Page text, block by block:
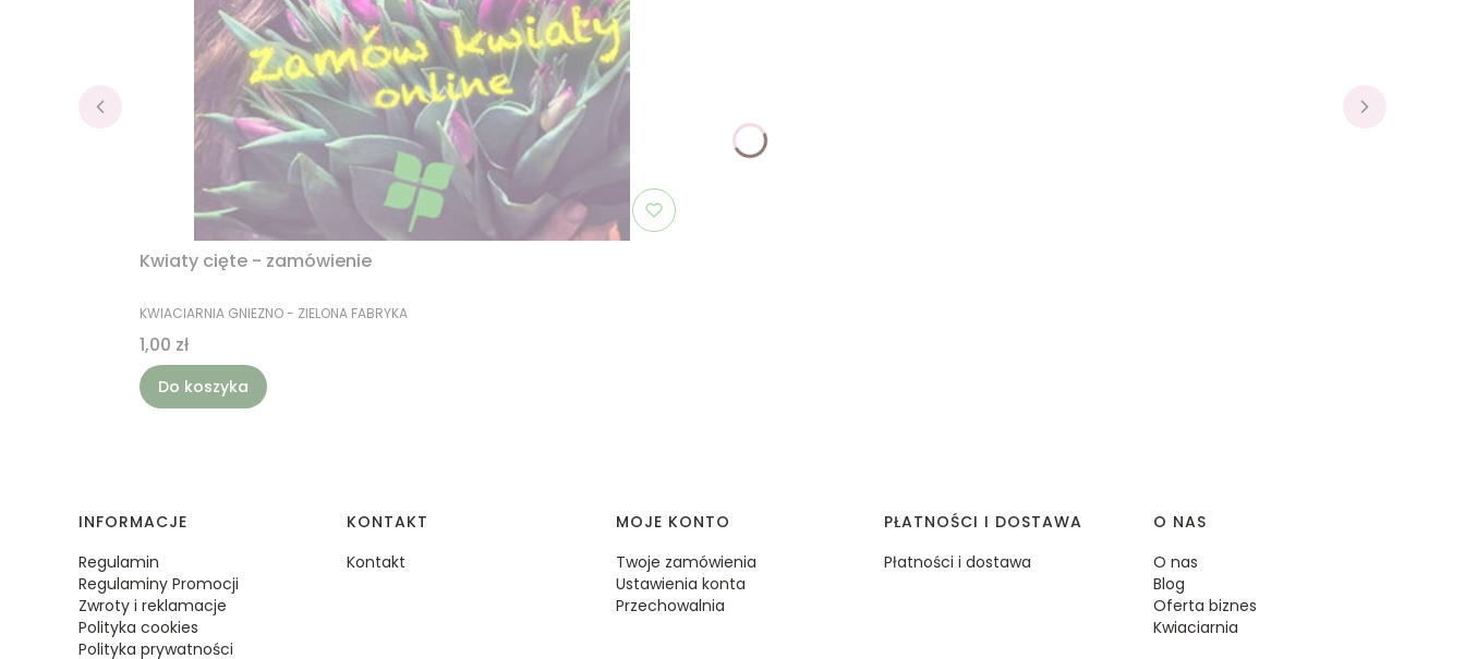
Kwiaty cięte - zamówienie
PRODUCENT
KWIACIARNIA GNIEZNO - ZIELONA FABRYKA
Cena
1,00 zł
Do koszyka
Linki w stopce
INFORMACJE
Regulamin
Regulaminy Promocji
Zwroty i reklamacje
Polityka cookies
Polityka prywatności
KONTAKT
Kontakt
MOJE KONTO
Twoje zamówienia
Ustawienia konta
Przechowalnia
PŁATNOŚCI I DOSTAWA
Płatności i dostawa
O NAS
O nas
Blog
Oferta biznes
Kwiaciarnia